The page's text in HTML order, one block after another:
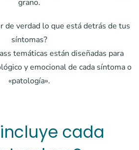
grano.
de verdad lo que está detrás de tus
síntomas?
temáticas están diseñadas para
y emocional de cada síntoma o
«patología».
cada